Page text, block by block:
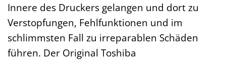
Innere des Druckers gelangen und dort zu
Verstopfungen, Fehlfunktionen und im
schlimmsten Fall zu irreparablen Schäden
führen. Der Original Toshiba